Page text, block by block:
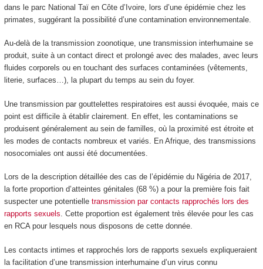
dans le parc National Taï en Côte d’Ivoire, lors d’une épidémie chez les
primates, suggérant la possibilité d’une contamination environnementale.
Au-delà de la transmission zoonotique, une transmission interhumaine se
produit, suite à un contact direct et prolongé avec des malades, avec leurs
fluides corporels ou en touchant des surfaces contaminées (vêtements,
literie, surfaces…), la plupart du temps au sein du foyer.
Une transmission par gouttelettes respiratoires est aussi évoquée, mais ce
point est difficile à établir clairement. En effet, les contaminations se
produisent généralement au sein de familles, où la proximité est étroite et
les modes de contacts nombreux et variés. En Afrique, des transmissions
nosocomiales ont aussi été documentées.
Lors de la description détaillée des cas de l’épidémie du Nigéria de 2017,
la forte proportion d’atteintes génitales (68 %) a pour la première fois fait
suspecter une potentielle transmission par contacts rapprochés lors des
rapports sexuels. Cette proportion est également très élevée pour les cas
en RCA pour lesquels nous disposons de cette donnée.
Les contacts intimes et rapprochés lors de rapports sexuels expliqueraient
la facilitation d’une transmission interhumaine d’un virus connu